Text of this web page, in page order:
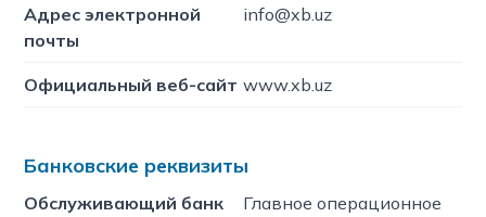
Адрес электронной
почты
info@xb.uz
Официальный веб-сайт www.xb.uz
Банковские реквизиты
Обслуживающий банк
Главное операционное